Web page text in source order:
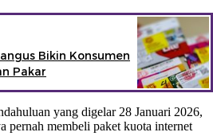
Bikin Konsumen
Pakar
yang digelar 28 Januari 2026,
pernah membeli paket kuota internet